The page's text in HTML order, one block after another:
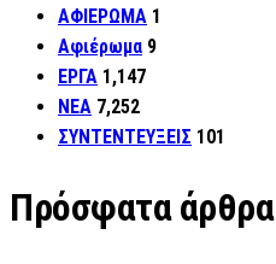
ΑΦΙΕΡΩΜΑ 1
Αφιέρωμα 9
ΕΡΓΑ 1,147
ΝΕΑ 7,252
ΣΥΝΤΕΝΤΕΥΞΕΙΣ 101
Πρόσφατα άρθρα